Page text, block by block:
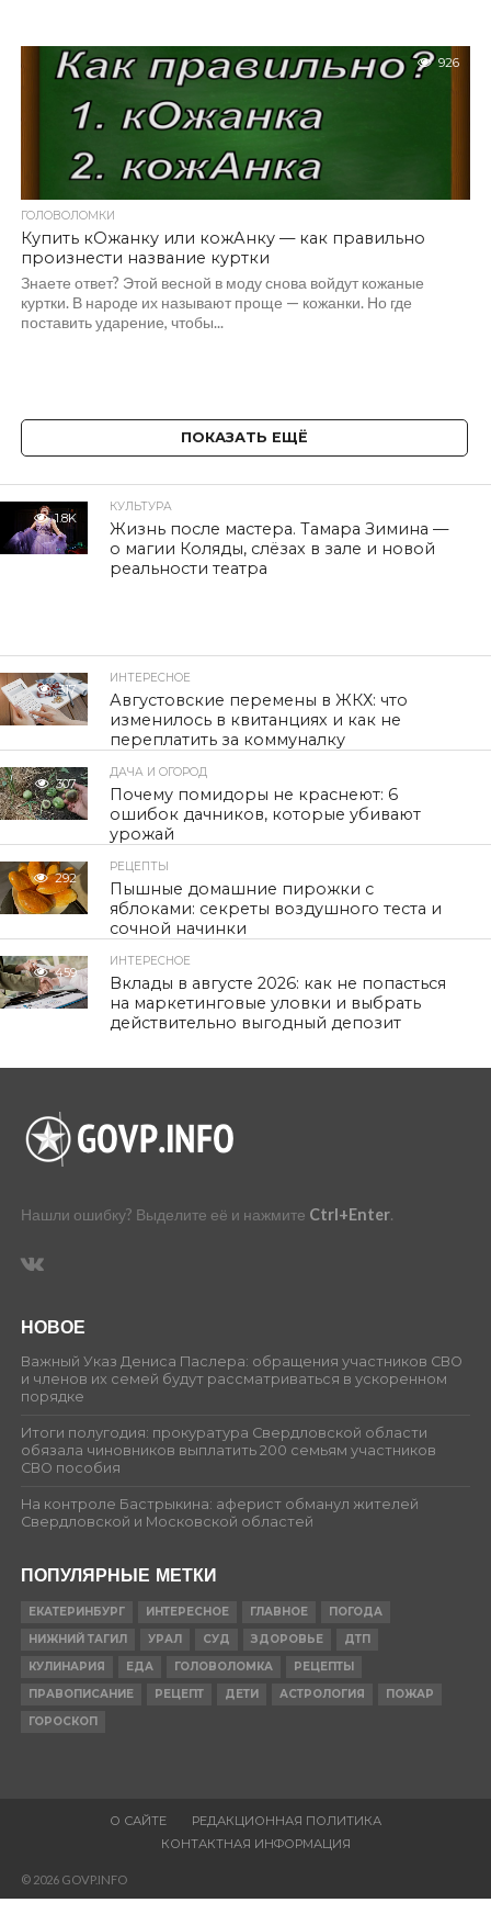
926
ГОЛОВОЛОМКИ
Купить кОжанку или кожАнку — как правильно
произнести название куртки
Знаете ответ? Этой весной в моду снова войдут кожаные
куртки. В народе их называют проще — кожанки. Но где
поставить ударение, чтобы...
ПОКАЗАТЬ ЕЩЁ
1.8K
КУЛЬТУРА
Жизнь после мастера. Тамара Зимина —
о магии Коляды, слёзах в зале и новой
реальности театра
317
ИНТЕРЕСНОЕ
Августовские перемены в ЖКХ: что
изменилось в квитанциях и как не
переплатить за коммуналку
307
ДАЧА И ОГОРОД
Почему помидоры не краснеют: 6
ошибок дачников, которые убивают
урожай
292
РЕЦЕПТЫ
Пышные домашние пирожки с
яблоками: секреты воздушного теста и
сочной начинки
459
ИНТЕРЕСНОЕ
Вклады в августе 2026: как не попасться
на маркетинговые уловки и выбрать
действительно выгодный депозит
Нашли ошибку? Выделите её и нажмите Ctrl+Enter.
НОВОЕ
Важный Указ Дениса Паслера: обращения участников СВО
и членов их семей будут рассматриваться в ускоренном
порядке
Итоги полугодия: прокуратура Свердловской области
обязала чиновников выплатить 200 семьям участников
СВО пособия
На контроле Бастрыкина: аферист обманул жителей
Свердловской и Московской областей
ПОПУЛЯРНЫЕ МЕТКИ
ЕКАТЕРИНБУРГ ИНТЕРЕСНОЕ ГЛАВНОЕ
ПОГОДА
НИЖНИЙ ТАГИЛ
УРАЛ СУД ЗДОРОВЬЕ
ДТП
КУЛИНАРИЯ
ЕДА ГОЛОВОЛОМКА
РЕЦЕПТЫ
ПРАВОПИСАНИЕ
РЕЦЕПТ ДЕТИ АСТРОЛОГИЯ
ПОЖАР
ГОРОСКОП
О САЙТЕ
РЕДАКЦИОННАЯ ПОЛИТИКА
КОНТАКТНАЯ ИНФОРМАЦИЯ
© 2026 GOVP.INFO